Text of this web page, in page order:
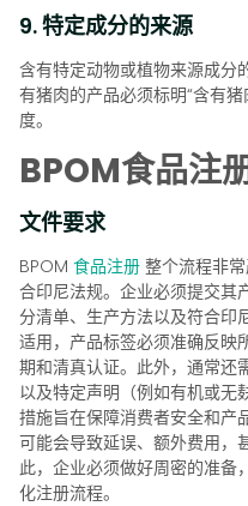
9. 特定成分的来源
含有特定动物或植物来源成分
有猪肉的产品必须标明“含有
度。
BPOM食品注
文件要求
BPOM 食品注册 整个流程非
合印尼法规。企业必须提交其
分清单、生产方法以及符合印
适用，产品标签必须准确反映
期和清真认证。此外，通常还
以及特定声明（例如有机或无
措施旨在保障消费者安全和产
可能会导致延误、额外费用，
此，企业必须做好周密的准备
化注册流程。